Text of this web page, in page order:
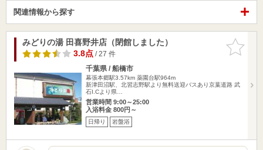
関連情報から探す
お気に入
りに追加
みどりの湯 田喜野井店（閉館しました）
3.8点/ 27 件
千葉県 / 船橋市
幕張本郷駅3.57km 薬園台駅964m
新津田沼駅、北習志野駅より無料送迎バスあり京葉道路 武
石I.Cより県…
営業時間 9:00～25:00
入浴料金 800円～
日帰り 岩盤浴